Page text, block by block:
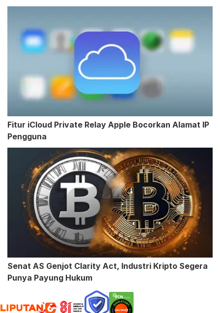
Fitur iCloud Private Relay Apple Bocorkan Alamat IP
Pengguna
Senat AS Genjot Clarity Act, Industri Kripto Segera
Punya Payung Hukum